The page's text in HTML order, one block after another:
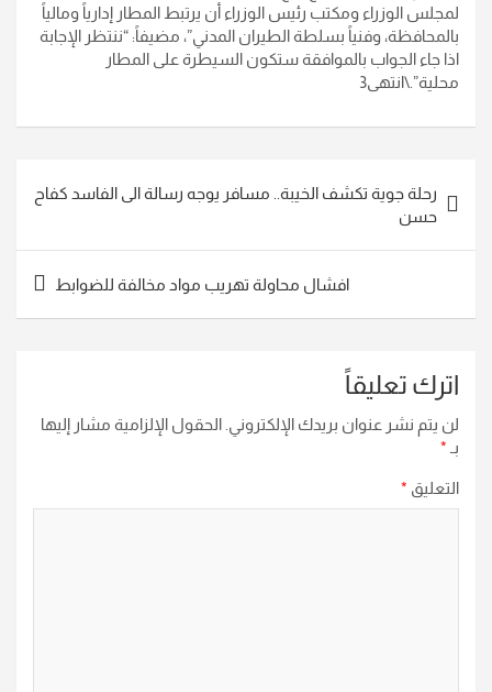
لمجلس الوزراء ومكتب رئيس الوزراء أن يرتبط المطار إدارياً ومالياً
بالمحافظة، وفنياً بسلطة الطيران المدني”، مضيفاً: “ننتظر الإجابة
اذا جاء الجواب بالموافقة ستكون السيطرة على المطار
محلية”.\انتهى3
المقالات
رحلة جوية تكشف الخيبة.. مسافر يوجه رسالة الى الفاسد كفاح
حسن
افشال محاولة تهريب مواد مخالفة للضوابط
اترك تعليقاً
لن يتم نشر عنوان بريدك الإلكتروني. الحقول الإلزامية مشار إليها
بـ *
التعليق *